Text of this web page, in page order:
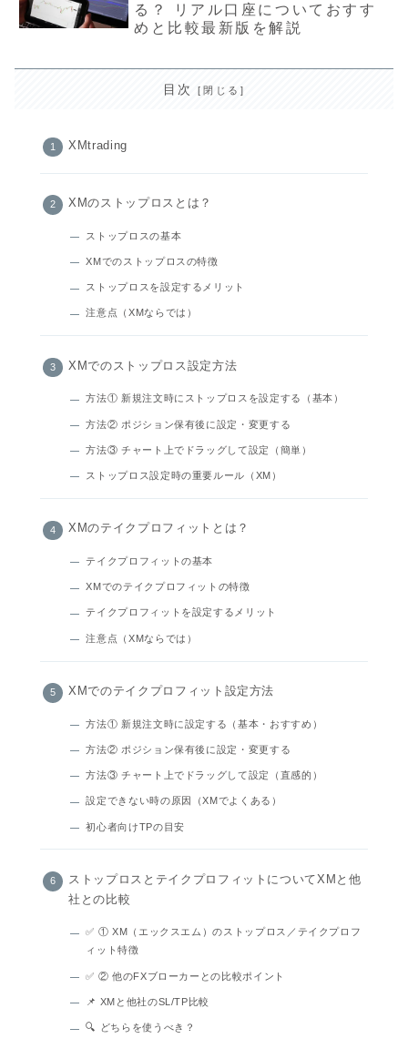
る？ リアル口座についておすす
めと比較最新版を解説
目次
XMtrading
XMのストップロスとは？
ストップロスの基本
XMでのストップロスの特徴
ストップロスを設定するメリット
注意点（XMならでは）
XMでのストップロス設定方法
方法① 新規注文時にストップロスを設定する（基本）
方法② ポジション保有後に設定・変更する
方法③ チャート上でドラッグして設定（簡単）
ストップロス設定時の重要ルール（XM）
XMのテイクプロフィットとは？
テイクプロフィットの基本
XMでのテイクプロフィットの特徴
テイクプロフィットを設定するメリット
注意点（XMならでは）
XMでのテイクプロフィット設定方法
方法① 新規注文時に設定する（基本・おすすめ）
方法② ポジション保有後に設定・変更する
方法③ チャート上でドラッグして設定（直感的）
設定できない時の原因（XMでよくある）
初心者向けTPの目安
ストップロスとテイクプロフィットについてXMと他
社との比較
✅ ① XM（エックスエム）のストップロス／テイクプロフ
ィット特徴
✅ ② 他のFXブローカーとの比較ポイント
📌 XMと他社のSL/TP比較
🔍 どちらを使うべき？